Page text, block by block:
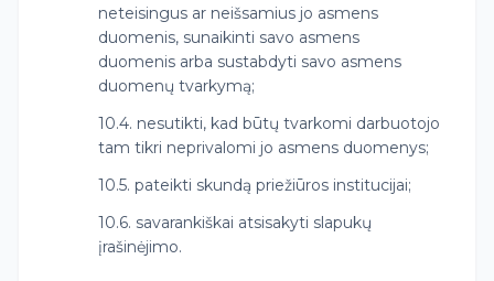
neteisingus ar neišsamius jo asmens
duomenis, sunaikinti savo asmens
duomenis arba sustabdyti savo asmens
duomenų tvarkymą;
10.4. nesutikti, kad būtų tvarkomi darbuotojo
tam tikri neprivalomi jo asmens duomenys;
10.5. pateikti skundą priežiūros institucijai;
10.6. savarankiškai atsisakyti slapukų
įrašinėjimo.